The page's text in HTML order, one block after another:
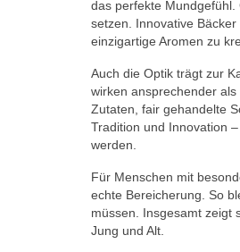
das perfekte Mundgefühl.
setzen. Innovative
einzigartige Aromen zu
Auch die Optik trägt zur
wirken ansprechender
Zutaten, fair gehandelte
Tradition und Innovation
werden.
Für Menschen mit
echte Bereicherung. So
müssen. Insgesamt zeigt
Jung und Alt.